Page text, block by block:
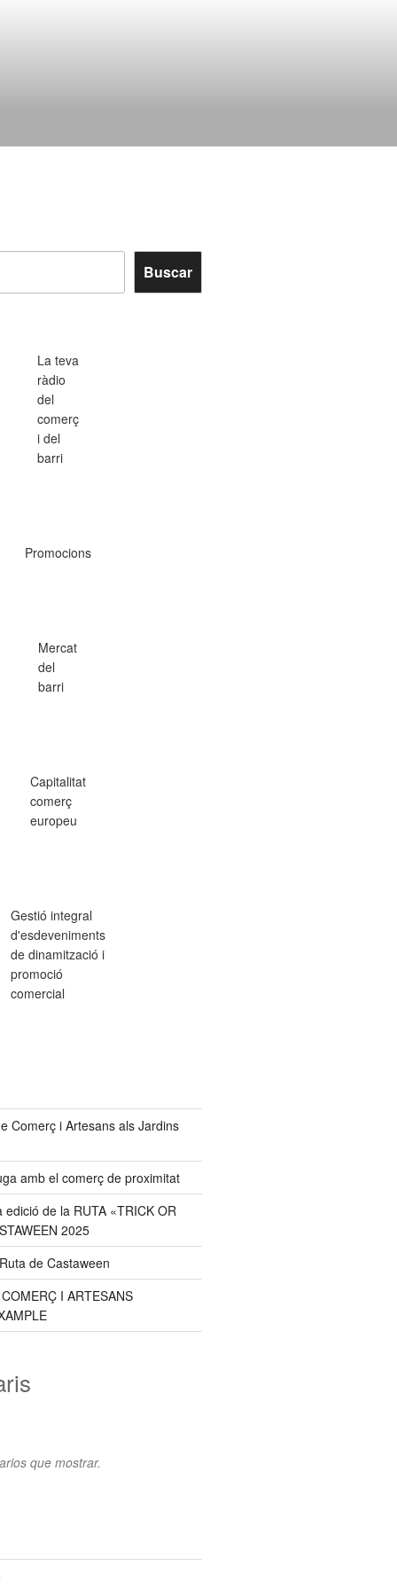
Buscar
La teva
ràdio
del
comerç
i del
barri
Promocions
Mercat
del
barri
Capitalitat
comerç
europeu
Gestió integral
d'esdeveniments
de dinamització i
promoció
comercial
Comerç i Artesans als Jardins
amb el comerç de proximitat
edició de la RUTA «TRICK OR
2025
de Castaween
I ARTESANS
que mostrar.